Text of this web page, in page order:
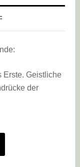
Erste. Geistliche
der